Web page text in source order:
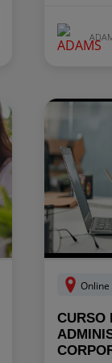
Online
CURSO